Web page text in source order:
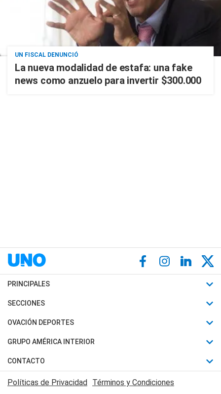
UN FISCAL DENUNCIÓ
La nueva modalidad de estafa: una fake
news como anzuelo para invertir $300.000
PRINCIPALES
Últimas Noticias
Política
Judiciales
Economia
SECCIONES
Horóscopo
Motores
Trucos caseros
Series y Películas
OVACIÓN DEPORTES
Fútbol
Mundial
Automovilismo
Rugby
GRUPO AMÉRICA INTERIOR
Canal 7 en Vivo
CONTACTO
Acerca de Nosotros
Políticas de Privacidad Términos y Condiciones